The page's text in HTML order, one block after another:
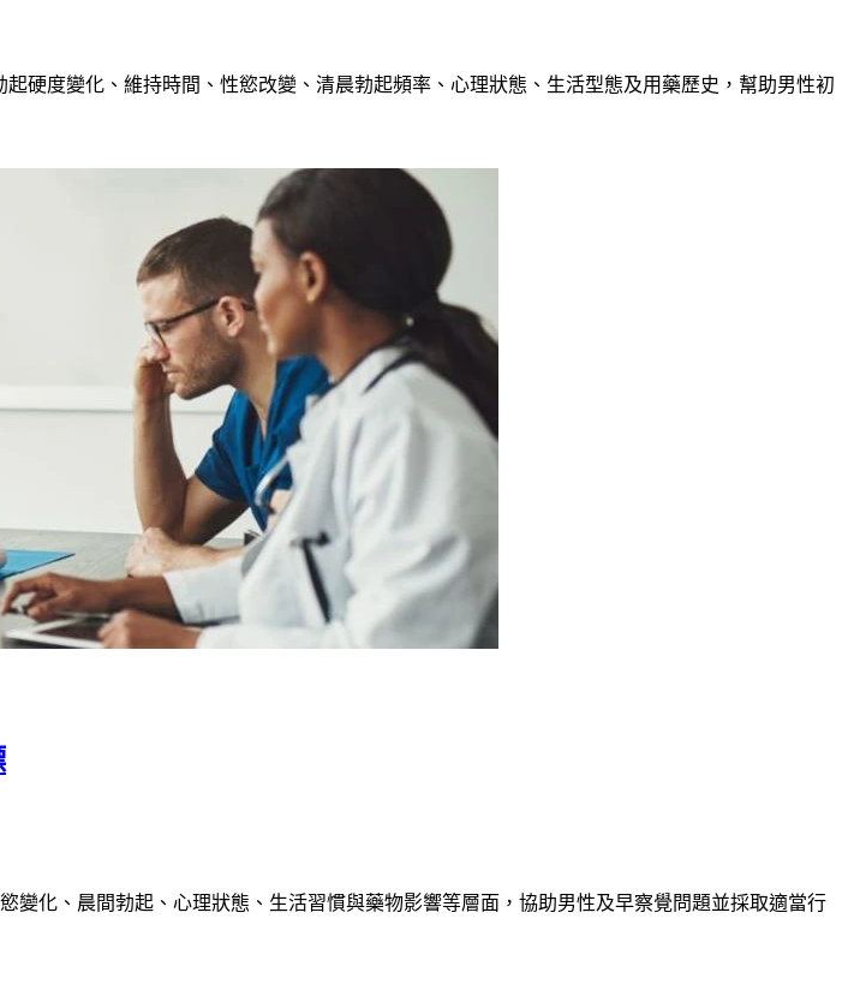
硬度變化、維持時間、性慾改變、清晨勃起頻率、心理狀態、生活型態及用藥歷史，幫助男性初
化、晨間勃起、心理狀態、生活習慣與藥物影響等層面，協助男性及早察覺問題並採取適當行